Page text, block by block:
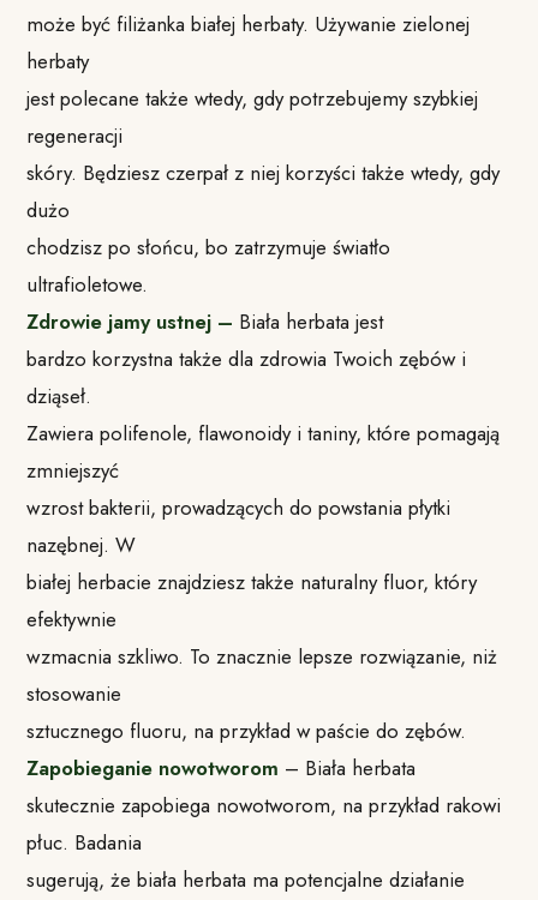
może być filiżanka białej herbaty. Używanie zielonej
herbaty
jest polecane także wtedy, gdy potrzebujemy szybkiej
regeneracji
skóry. Będziesz czerpał z niej korzyści także wtedy, gdy
dużo
chodzisz po słońcu, bo zatrzymuje światło
ultrafioletowe.
Zdrowie jamy ustnej – Biała herbata jest
bardzo korzystna także dla zdrowia Twoich zębów i
dziąseł.
Zawiera polifenole, flawonoidy i taniny, które pomagają
zmniejszyć
wzrost bakterii, prowadzących do powstania płytki
nazębnej. W
białej herbacie znajdziesz także naturalny fluor, który
efektywnie
wzmacnia szkliwo. To znacznie lepsze rozwiązanie, niż
stosowanie
sztucznego fluoru, na przykład w paście do zębów.
Zapobieganie nowotworom – Biała herbata
skutecznie zapobiega nowotworom, na przykład rakowi
płuc. Badania
sugerują, że biała herbata ma potencjalne działanie